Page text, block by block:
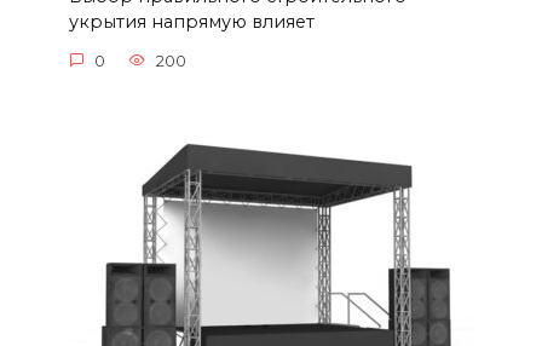
укрытия напрямую влияет
0 200